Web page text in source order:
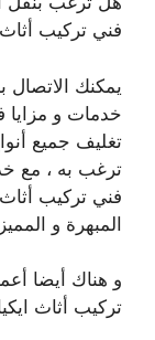
فني تركيب أثاث
يمكنك
خدمات و مزايا
تغليف جميع
ترغب به ، مع
فني تركيب أثاث
المبهرة و
و هناك أيضا
تركيب أثاث